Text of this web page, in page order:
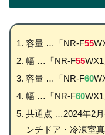
容量 …「NR-F55
幅 …「NR-F55
容量 …「NR-F60
幅 …「NR-F60
共通点 …2024年2
ンチドア・冷凍室